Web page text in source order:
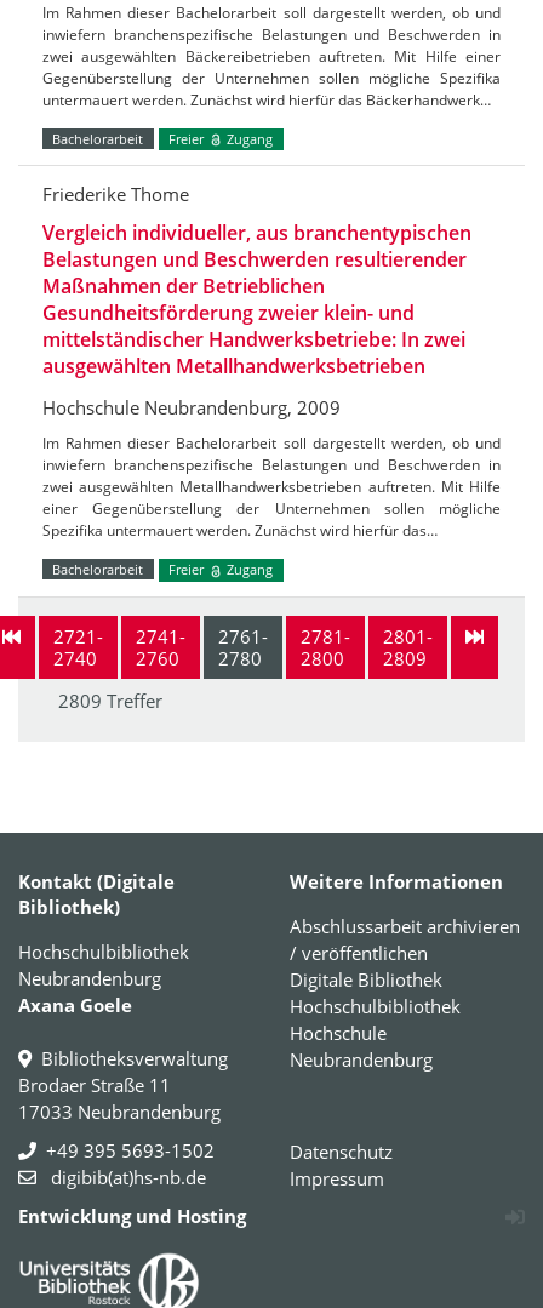
Im Rahmen dieser Bachelorarbeit soll dargestellt werden, ob und
inwiefern branchenspezifische Belastungen und Beschwerden in
zwei ausgewählten Bäckereibetrieben auftreten. Mit Hilfe einer
Gegenüberstellung der Unternehmen sollen mögliche Spezifika
untermauert werden. Zunächst wird hierfür das Bäckerhandwerk…
Bachelorarbeit Freier Zugang
Friederike Thome
Vergleich individueller, aus branchentypischen
Belastungen und Beschwerden resultierender
Maßnahmen der Betrieblichen
Gesundheitsförderung zweier klein- und
mittelständischer Handwerksbetriebe: In zwei
ausgewählten Metallhandwerksbetrieben
Hochschule Neubrandenburg, 2009
Im Rahmen dieser Bachelorarbeit soll dargestellt werden, ob und
inwiefern branchenspezifische Belastungen und Beschwerden in
zwei ausgewählten Metallhandwerksbetrieben auftreten. Mit Hilfe
einer Gegenüberstellung der Unternehmen sollen mögliche
Spezifika untermauert werden. Zunächst wird hierfür das…
Bachelorarbeit Freier Zugang
2721-
2740
2741-
2760
2761-
2780
2781-
2800
2801-
2809
2809 Treffer
Kontakt (Digitale
Bibliothek)
Hochschulbibliothek
Neubrandenburg
Axana Goele
Bibliotheksverwaltung
Brodaer Straße 11
17033 Neubrandenburg
+49 395 5693-1502
digibib(at)hs-nb.de
Weitere Informationen
Abschlussarbeit archivieren
/ veröffentlichen
Digitale Bibliothek
Hochschulbibliothek
Hochschule
Neubrandenburg
Datenschutz
Impressum
Entwicklung und Hosting